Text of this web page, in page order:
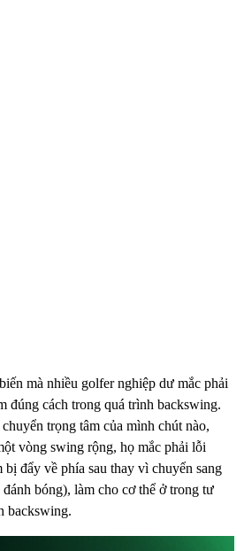
mà nhiều golfer nghiệp dư mắc phải
đúng cách trong quá trình backswing.
trọng tâm của mình chút nào,
vòng swing rộng, họ mắc phải lỗi
bị đẩy về phía sau thay vì chuyển sang
bóng), làm cho cơ thể ở trong tư
backswing.